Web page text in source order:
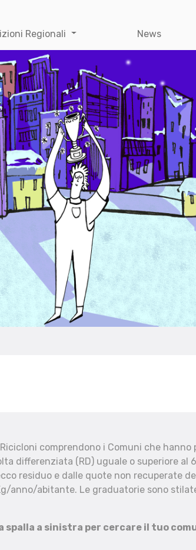
Regionali News
comprendono i Comuni che
differenziata (RD) uguale o superiore
residuo e dalle quote non recuperate
anno/abitante. Le graduatorie sono
spalla a sinistra per cercare il tuo